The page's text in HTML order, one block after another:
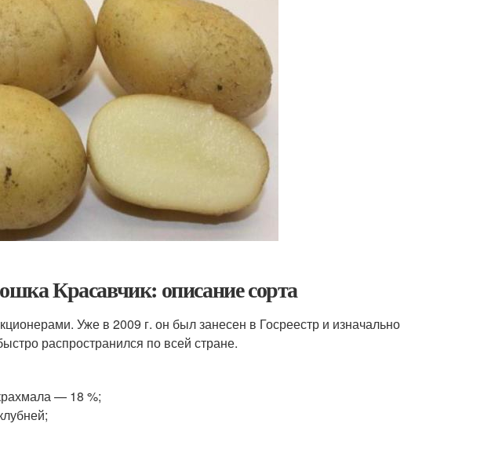
Красавчик: описание сорта
Уже в 2009 г. он был занесен в Госреестр и изначально
распространился по всей стране.
— 18 %;